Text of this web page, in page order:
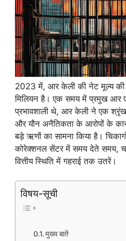
2023 में, आर केली की नेट मूल्य की
मिलियन है। एक समय में प्रमुख आर
प्रभावशाली थे, आर केली ने एक
और यौन अनैतिकता के आरोपों के
बड़े ऋणों का सामना किया है।
कोरेक्शनल सेंटर में समय देते समय,
वित्तीय स्थिति में गहराई तक उतरें।
विषय-सूची
मुख्य बातें